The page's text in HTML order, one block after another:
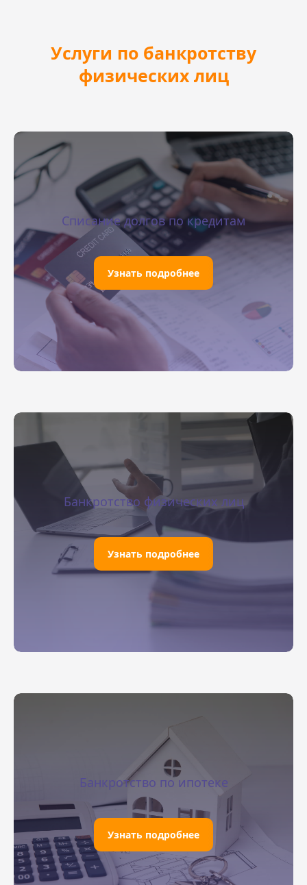
Услуги по банкротству
физических лиц
Списание долгов по кредитам
Узнать подробнее
Банкротство физических лиц
Узнать подробнее
Банкротство по ипотеке
Узнать подробнее